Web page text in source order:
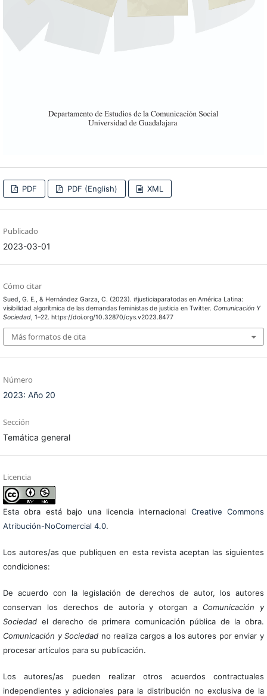
PDF PDF (English) XML
Publicado
2023-03-01
Cómo citar
Sued, G. E., & Hernández Garza, C. (2023). #justiciaparatodas en América Latina:
visibilidad algorítmica de las demandas feministas de justicia en Twitter. Comunicación Y
Sociedad, 1–22. https://doi.org/10.32870/cys.v2023.8477
Más formatos de cita
Número
2023: Año 20
Sección
Temática general
Licencia
Esta obra está bajo una licencia internacional Creative Commons
Atribución-NoComercial 4.0.
Los autores/as que publiquen en esta revista aceptan las siguientes
condiciones:
De acuerdo con la legislación de derechos de autor, los autores
conservan los derechos de autoría y otorgan a Comunicación y
Sociedadel derecho de primera comunicación pública de la obra.
Comunicación y Sociedad no realiza cargos a los autores por enviar y
procesar artículos para su publicación.
Los autores/as pueden realizar otros acuerdos contractuales
independientes y adicionales para la distribución no exclusiva de la